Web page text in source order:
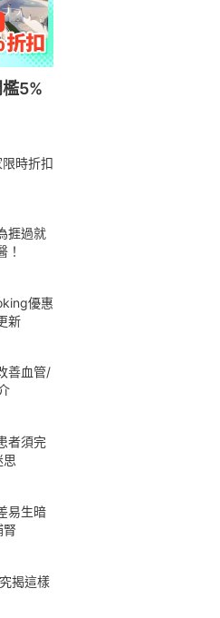
5%
時折扣
捱過就
！
優惠
新
善血管/
者須完
思
易生暗
揭這樣